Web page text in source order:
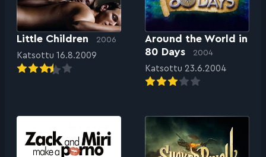
Little Children 2006
Katsottu 16.8.2009
Around the World in
80 Days
2004
Katsottu 23.6.2004